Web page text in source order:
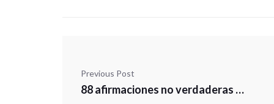
Previous Post
88 afirmaciones no verdaderas en 3er informe de AMLO Luis Estrada Straffon